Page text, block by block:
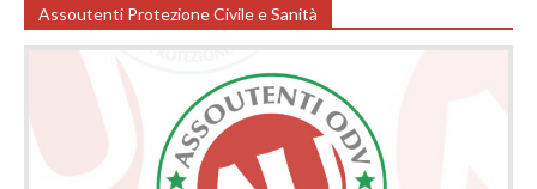
Assoutenti Protezione Civile e Sanità